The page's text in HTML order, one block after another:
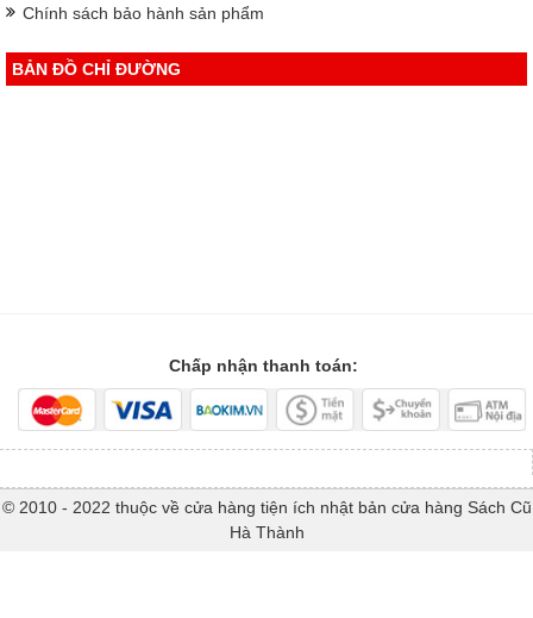
Chính sách bảo hành sản phẩm
BẢN ĐỒ CHỈ ĐƯỜNG
Chấp nhận thanh toán:
© 2010 - 2022 thuộc về cửa hàng tiện ích nhật bản cửa hàng Sách Cũ
Hà Thành